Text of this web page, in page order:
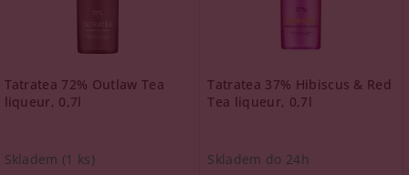
Tatratea 72% Outlaw Tea
liqueur, 0,7l
Skladem (1 ks)
Tatratea 37% Hibiscus & Red
Tea liqueur, 0,7l
Skladem do 24h